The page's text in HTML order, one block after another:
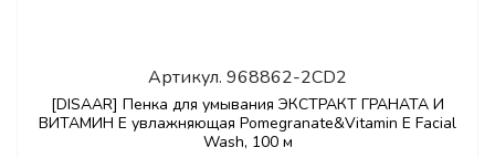
Артикул. 968862-2CD2
[DISAAR] Пенка для умывания ЭКСТРАКТ ГРАНАТА И
ВИТАМИН Е увлажняющая Pomegranate&Vitamin E Facial
Wash, 100 м